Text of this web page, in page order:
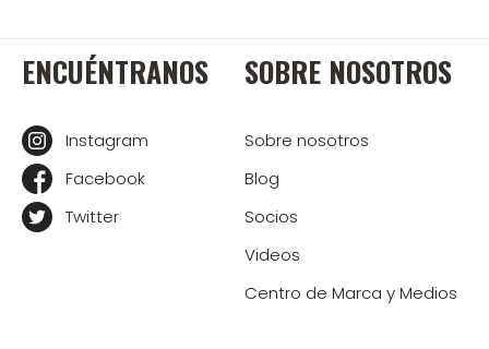
ENCUÉNTRANOS
Instagram
Facebook
Twitter
SOBRE NOSOTROS
Sobre nosotros
Blog
Socios
Videos
Centro de Marca y Medios